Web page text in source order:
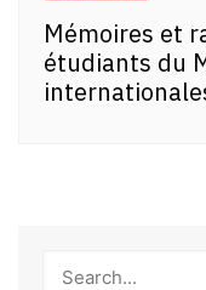
Mémoires et
étudiants du